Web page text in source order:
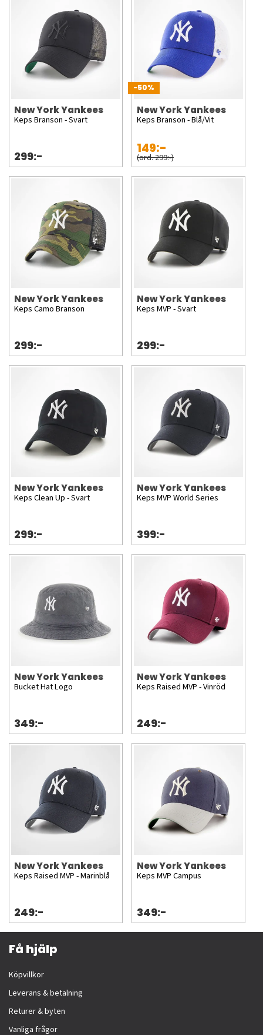
New York Yankees
Keps Branson - Svart
299:-
-50%
New York Yankees
Keps Branson - Blå/Vit
149:-
(ord. 299:-)
New York Yankees
Keps Camo Branson
299:-
New York Yankees
Keps MVP - Svart
299:-
New York Yankees
Keps Clean Up - Svart
299:-
New York Yankees
Keps MVP World Series
399:-
New York Yankees
Bucket Hat Logo
349:-
New York Yankees
Keps Raised MVP - Vinröd
249:-
New York Yankees
Keps Raised MVP - Marinblå
249:-
New York Yankees
Keps MVP Campus
349:-
Få hjälp
Köpvillkor
Leverans & betalning
Returer & byten
Vanliga frågor